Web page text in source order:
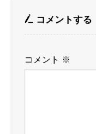
コメントする
コメント ※